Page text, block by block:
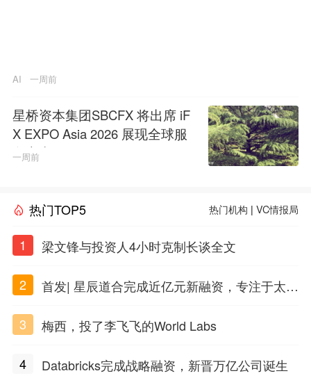
AI 一周前
星桥资本集团SBCFX 将出席 iF
X EXPO Asia 2026 展现全球服
务实力
一周前
热门TOP5 热门机构 |VC情报局
1 梁文锋与投资人4小时克制长谈全文
2
首发| 星辰道合完成近亿元新融资，专注于太空
3
梅西，投了李飞飞的World Labs
4 Databricks完成战略融资，新晋万亿公司诞生